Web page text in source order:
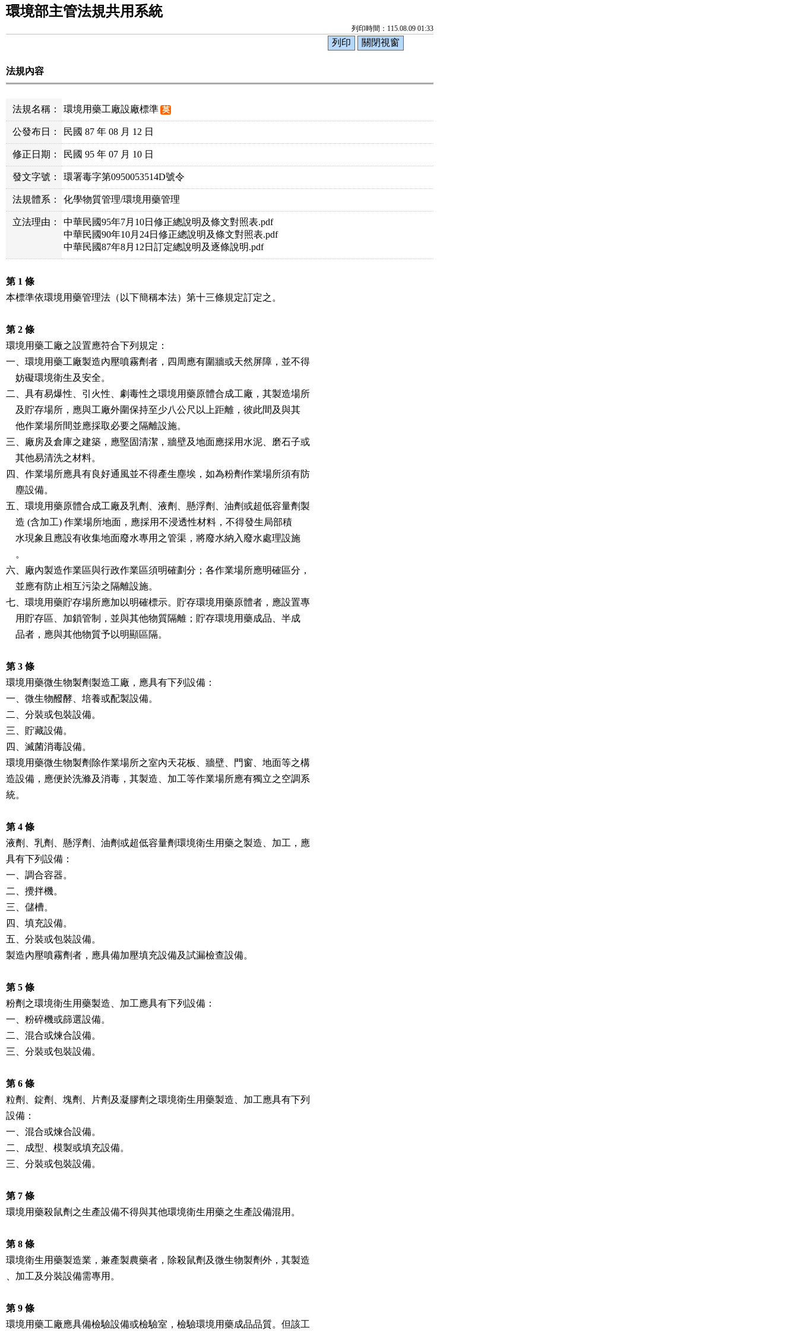
環境部主管法規共用系統
列印時間：115.08.09 01:33
法規內容
法規名稱： 環境用藥工廠設廠標準 英
公發布日： 民國 87 年 08 月 12 日
修正日期： 民國 95 年 07 月 10 日
發文字號： 環署毒字第0950053514D號令
法規體系： 化學物質管理/環境用藥管理
立法理由：
中華民國95年7月10日修正總說明及條文對照表.pdf
中華民國90年10月24日修正總說明及條文對照表.pdf
中華民國87年8月12日訂定總說明及逐條說明.pdf
第 1 條
本標準依環境用藥管理法（以下簡稱本法）第十三條規定訂定之。
第 2 條
環境用藥工廠之設置應符合下列規定：
一、環境用藥工廠製造內壓噴霧劑者，四周應有圍牆或天然屏障，並不得
二、具有易爆性、引火性、劇毒性之環境用藥原體合成工廠，其製造場所
三、廠房及倉庫之建築，應堅固清潔，牆壁及地面應採用水泥、磨石子或
四、作業場所應具有良好通風並不得產生塵埃，如為粉劑作業場所須有防
五、環境用藥原體合成工廠及乳劑、液劑、懸浮劑、油劑或超低容量劑製
六、廠內製造作業區與行政作業區須明確劃分；各作業場所應明確區分，
七、環境用藥貯存場所應加以明確標示。貯存環境用藥原體者，應設置專
第 3 條
環境用藥微生物製劑製造工廠，應具有下列設備：
一、微生物醱酵、培養或配製設備。
二、分裝或包裝設備。
三、貯藏設備。
四、滅菌消毒設備。
環境用藥微生物製劑除作業場所之室內天花板、牆壁、門窗、地面等之構
造設備，應便於洗滌及消毒，其製造、加工等作業場所應有獨立之空調系
統。
第 4 條
液劑、乳劑、懸浮劑、油劑或超低容量劑環境衛生用藥之製造、加工，應
具有下列設備：
一、調合容器。
二、攪拌機。
三、儲槽。
四、填充設備。
五、分裝或包裝設備。
製造內壓噴霧劑者，應具備加壓填充設備及試漏檢查設備。
第 5 條
粉劑之環境衛生用藥製造、加工應具有下列設備：
一、粉碎機或篩選設備。
二、混合或煉合設備。
三、分裝或包裝設備。
第 6 條
粒劑、錠劑、塊劑、片劑及凝膠劑之環境衛生用藥製造、加工應具有下列
設備：
一、混合或煉合設備。
二、成型、模製或填充設備。
三、分裝或包裝設備。
第 7 條
環境用藥殺鼠劑之生產設備不得與其他環境衛生用藥之生產設備混用。
第 8 條
環境衛生用藥製造業，兼產製農藥者，除殺鼠劑及微生物製劑外，其製造
、加工及分裝設備需專用。
第 9 條
環境用藥工廠應具備檢驗設備或檢驗室，檢驗環境用藥成品品質。但該工